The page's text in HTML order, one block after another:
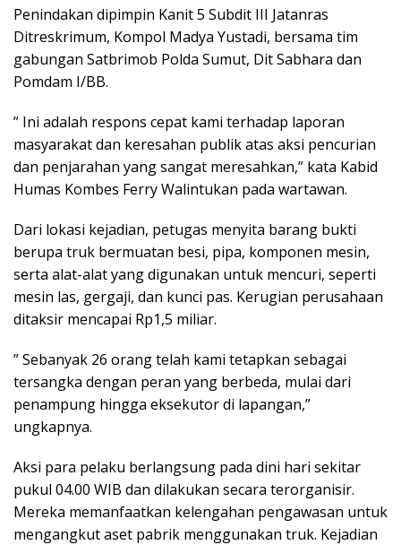
Penindakan dipimpin Kanit 5 Subdit III Jatanras
Ditreskrimum, Kompol Madya Yustadi, bersama tim
gabungan Satbrimob Polda Sumut, Dit Sabhara dan
Pomdam I/BB.
” Ini adalah respons cepat kami terhadap laporan
masyarakat dan keresahan publik atas aksi pencurian
dan penjarahan yang sangat meresahkan,” kata Kabid
Humas Kombes Ferry Walintukan pada wartawan.
Dari lokasi kejadian, petugas menyita barang bukti
berupa truk bermuatan besi, pipa, komponen mesin,
serta alat-alat yang digunakan untuk mencuri, seperti
mesin las, gergaji, dan kunci pas. Kerugian perusahaan
ditaksir mencapai Rp1,5 miliar.
” Sebanyak 26 orang telah kami tetapkan sebagai
tersangka dengan peran yang berbeda, mulai dari
penampung hingga eksekutor di lapangan,”
ungkapnya.
Aksi para pelaku berlangsung pada dini hari sekitar
pukul 04.00 WIB dan dilakukan secara terorganisir.
Mereka memanfaatkan kelengahan pengawasan untuk
mengangkut aset pabrik menggunakan truk. Kejadian